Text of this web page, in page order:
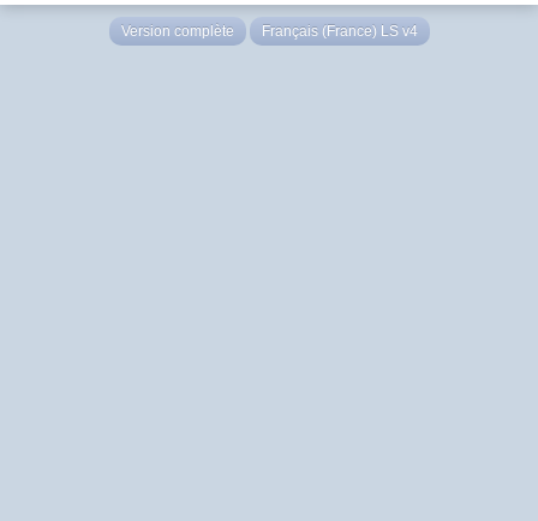
Version complète Français (France) LS v4